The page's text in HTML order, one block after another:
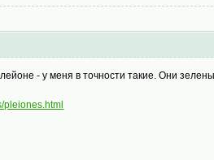
- у меня в точности такие. Они
pleiones.html